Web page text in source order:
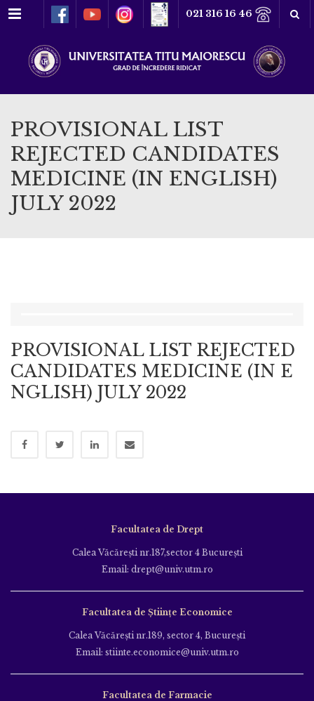
Meniu 021 316 16 46
PROVISIONAL LIST
REJECTED CANDIDATES
MEDICINE (IN ENGLISH)
JULY 2022
PROVISIONAL LIST REJECTED
CANDIDATES MEDICINE (IN E
NGLISH) JULY 2022
Facultatea de Drept
Calea Văcăreşti nr.187,sector 4 Bucureşti
Email: drept@univ.utm.ro
Facultatea de Științe Economice
Calea Văcăreşti nr.189, sector 4, Bucureşti
Email: stiinte.economice@univ.utm.ro
Facultatea de Farmacie